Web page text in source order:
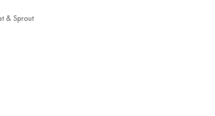
& Sprout